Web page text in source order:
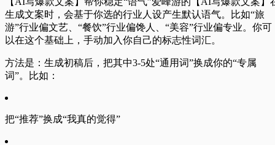
生成文案时，会基于你选的行业人设产生默认语气。比如“旅
游”行业偏文艺、“餐饮”行业偏馋人、“美容”行业偏专业。你可
以在这个基础上，手动加入你自己的标志性词汇。
方法是：生成初稿后，把其中3-5处“通用词”换成你的“专属
词”。比如：
把“推荐”换成“我真的觉得”